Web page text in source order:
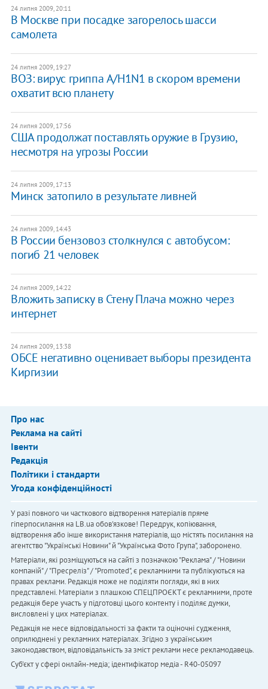
24 липня 2009, 20:11
В Москве при посадке загорелось шасси
самолета
24 липня 2009, 19:27
ВОЗ: вирус гриппа A/H1N1 в скором времени
охватит всю планету
24 липня 2009, 17:56
США продолжат поставлять оружие в Грузию,
несмотря на угрозы России
24 липня 2009, 17:13
Минск затопило в результате ливней
24 липня 2009, 14:43
В России бензовоз столкнулся с автобусом:
погиб 21 человек
24 липня 2009, 14:22
Вложить записку в Стену Плача можно через
интернет
24 липня 2009, 13:38
ОБСЕ негативно оценивает выборы президента
Киргизии
Про нас
Реклама на сайті
Івенти
Редакція
Політики і стандарти
Угода конфіденційності
У разі повного чи часткового відтворення матеріалів пряме
гіперпосилання на LB.ua обов'язкове! Передрук, копіювання,
відтворення або інше використання матеріалів, що містять посилання на
агентство "Українськi Новини" й "Українська Фото Група", заборонено.
Матеріали, які розміщуються на сайті з позначкою "Реклама" / "Новини
компаній" / "Пресреліз" / "Promoted", є рекламними та публікуються на
правах реклами. Редакція може не поділяти погляди, які в них
представлені. Матеріали з плашкою СПЕЦПРОЄКТ є рекламними, проте
редакція бере участь у підготовці цього контенту і поділяє думки,
висловлені у цих матеріалах.
Редакція не несе відповідальності за факти та оціночні судження,
оприлюднені у рекламних матеріалах. Згідно з українським
законодавством, відповідальність за зміст реклами несе рекламодавець.
Cуб'єкт у сфері онлайн-медіа; ідентифікатор медіа - R40-05097